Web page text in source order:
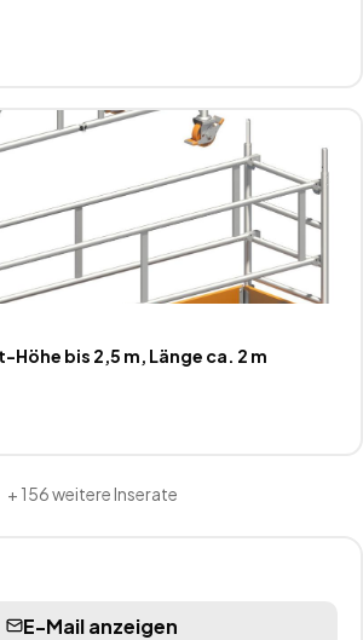
bis 2,5 m, Länge ca. 2 m
+ 156weitere Inserate
E-Mail anzeigen